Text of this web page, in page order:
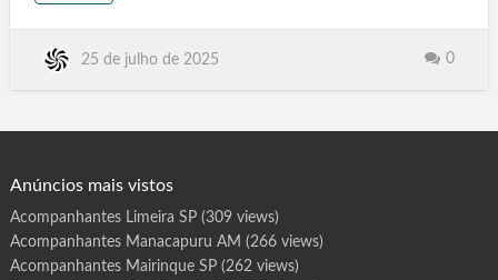
Teresina .PI, Recife PE, Curitiba PR, João Pessoa PB, Belém PA,
t
r
e
r
m
a
r
q
25 de julho de 2025 0
Anúncios mais vistos
Acompanhantes Limeira SP(309 views)
Acompanhantes Manacapuru AM (266 views)
Acompanhantes Mairinque SP(262 views)